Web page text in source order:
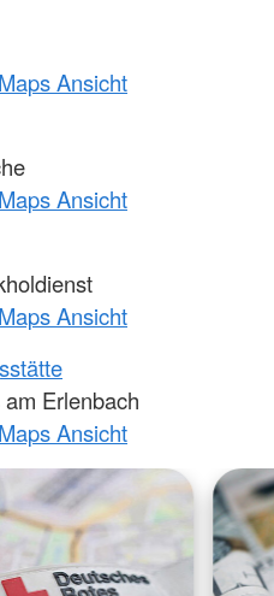
Ansicht
Ansicht
Ansicht
Erlenbach
Ansicht